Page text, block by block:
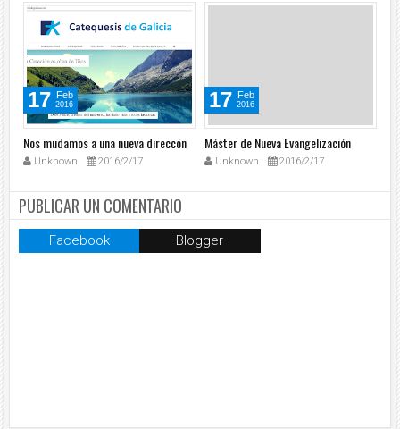
17 Feb
2016
Nos mudamos a una nueva direccón
Unknown 2016/2/17
17 Feb
2016
Máster de Nueva Evangelización
Unknown 2016/2/17
PUBLICAR UN COMENTARIO
Facebook Blogger